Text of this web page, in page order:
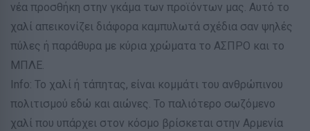
νέα προσθήκη στην γκάμα των προϊόντων μας. Αυτό το
χαλί απεικονίζει διάφορα καμπυλωτά σχέδια σαν ψηλές
πύλες ή παράθυρα με κύρια χρώματα το ΑΣΠΡΟ και το
ΜΠΛΕ.
Info: Το χαλί ή τάπητας, είναι κομμάτι του ανθρώπινου
πολιτισμού εδώ και αιώνες. Το παλιότερο σωζόμενο
χαλί που υπάρχει στον κόσμο βρίσκεται στην Αρμενία